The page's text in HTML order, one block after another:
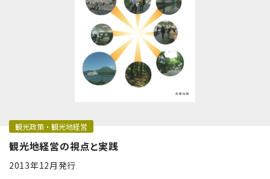
観光政策・観光地経営
観光地経営の視点と実践
2013年12月発行